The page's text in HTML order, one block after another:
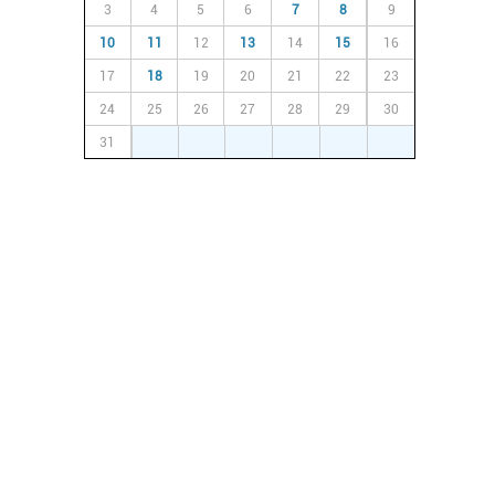
3 4 5 6 7 8 9
10 11 12 13 14 15 16
17 18 19 20 21 22 23
24 25 26 27 28 29 30
31